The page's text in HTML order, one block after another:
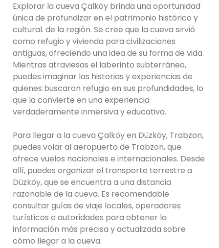
Explorar la cueva Çalköy brinda una oportunidad
única de profundizar en el patrimonio histórico y
cultural. de la región. Se cree que la cueva sirvió
como refugio y vivienda para civilizaciones
antiguas, ofreciendo una idea de su forma de vida.
Mientras atraviesas el laberinto subterráneo,
puedes imaginar las historias y experiencias de
quienes buscaron refugio en sus profundidades, lo
que la convierte en una experiencia
verdaderamente inmersiva y educativa.
Para llegar a la cueva Çalköy en Düzköy, Trabzon,
puedes volar al aeropuerto de Trabzon, que
ofrece vuelos nacionales e internacionales. Desde
allí, puedes organizar el transporte terrestre a
Düzköy, que se encuentra a una distancia
razonable de la cueva. Es recomendable
consultar guías de viaje locales, operadores
turísticos o autoridades para obtener la
información más precisa y actualizada sobre
cómo llegar a la cueva.